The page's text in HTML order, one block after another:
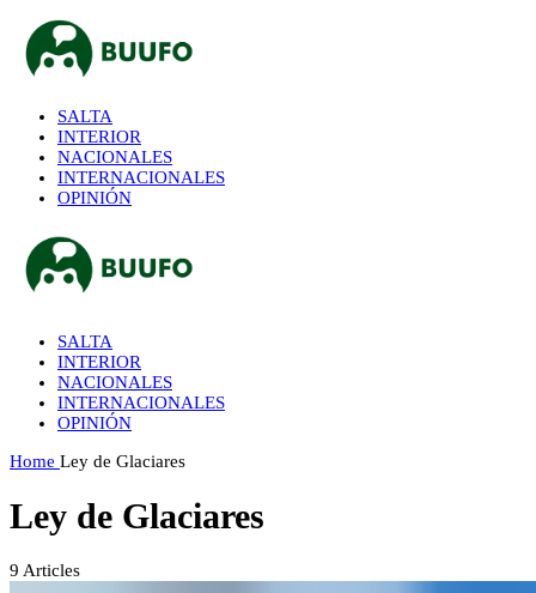
SALTA
INTERIOR
NACIONALES
INTERNACIONALES
OPINIÓN
SALTA
INTERIOR
NACIONALES
INTERNACIONALES
OPINIÓN
Home Ley de Glaciares
Ley de Glaciares
9 Articles